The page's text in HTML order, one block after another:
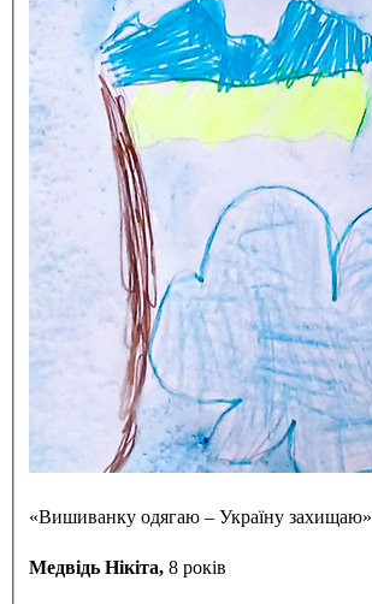
«Вишиванку одягаю – Україну захищаю»
Медвідь Нікіта, 8 років